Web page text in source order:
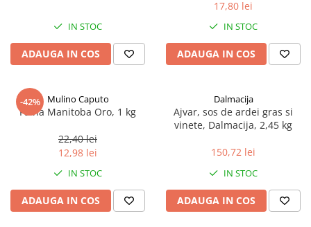
Sare de mare din Marea Nordului
Sare de mare din Oceanele Pacific
si Indian
Portugalia
Sare de roca
Sare speciala
Terine si placinte
Prajitore paine
Gratare
IN STOC
ADAUGA IN COS
17,80 lei
IN STOC
ADAUGA IN COS
-42% Mulino Caputo
Faina Manitoba Oro, 1 kg
22,40 lei
12,98 lei
IN STOC
ADAUGA IN COS
Dalmacija
Ajvar, sos de ardei gras si
vinete, Dalmacija, 2,45 kg
150,72 lei
IN STOC
ADAUGA IN COS